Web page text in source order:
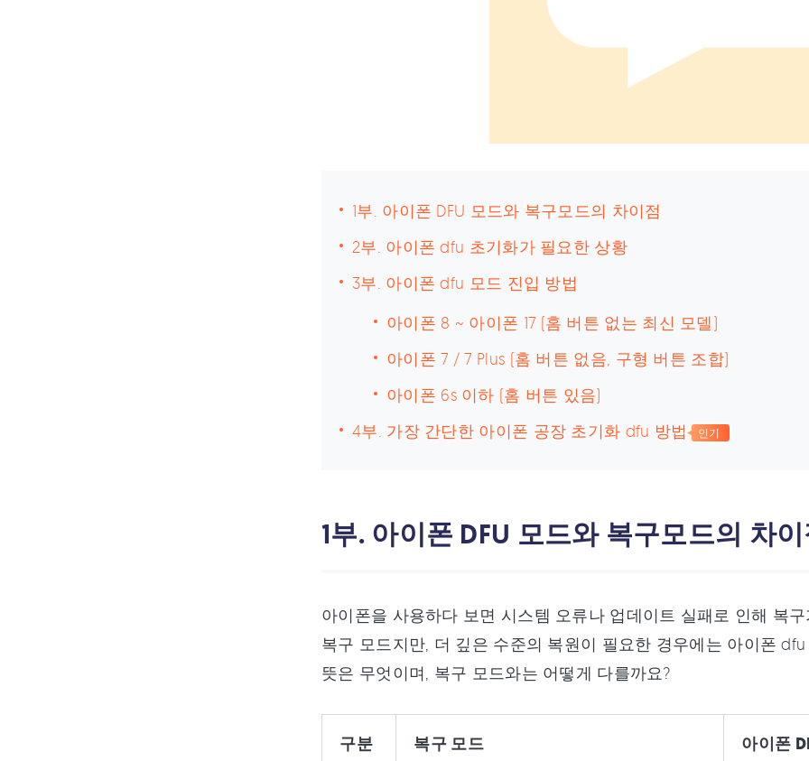
1부. 아이폰 DFU 모드와 복구모드의 차이점
2부. 아이폰 dfu 초기화가 필요한 상황
3부. 아이폰 dfu 모드 진입 방법
아이폰 8 ~ 아이폰 17 (홈 버튼 없는 최신 모델)
아이폰 7 / 7 Plus (홈 버튼 없음, 구형 버튼 조합)
아이폰 6s 이하 (홈 버튼 있음)
4부. 가장 간단한 아이폰 공장 초기화 dfu 방법
인기
1부. 아이폰 DFU 모드와 복구모드의 차
아이폰을 사용하다 보면 시스템 오류나 업데이트 실패로 인해 복
복구 모드지만, 더 깊은 수준의 복원이 필요한 경우에는 아이폰
뜻은 무엇이며, 복구 모드와는 어떻게 다를까요?
구분 복구 모드 아이폰